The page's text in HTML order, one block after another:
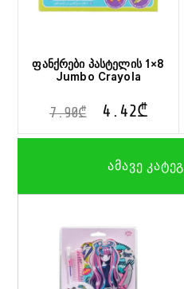
ფანქრები პასტელის 1×8
Jumbo Crayola
7.90₾ 4.42₾
ამავე